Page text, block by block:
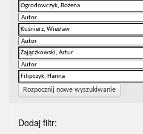
Rozpocznij nowe wyszukiwanie
Dodaj filtr: